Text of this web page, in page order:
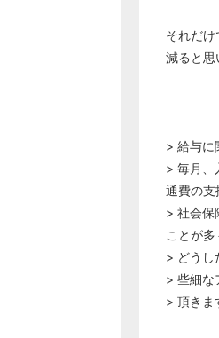
それだ
減ると思
> 給与に
> 毎月、
通費の支
> 社会保
ことが
> どうし
> 些細な
> 頂きま